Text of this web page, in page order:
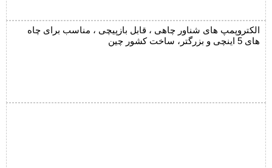
الکتروپمپ های شناور چاهی ، قابل بازپیچی ، مناسب برای چاه
های 5 اینچی و بزرگتر، ساخت کشور چین